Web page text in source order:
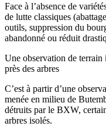
Face à l’absence de
de lutte classiques
outils, suppression du
abandonné ou réduit
Une observation de
près des arbres
C’est à partir d’une
menée en milieu de
détruits par le BXW,
arbres isolés.